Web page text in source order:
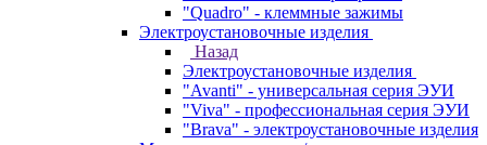
"Quadro" - клеммные зажимы
Электроустановочные изделия
Назад
Электроустановочные изделия
"Avanti" - универсальная серия ЭУИ
"Viva" - профессиональная серия ЭУИ
"Brava" - электроустановочные изделия